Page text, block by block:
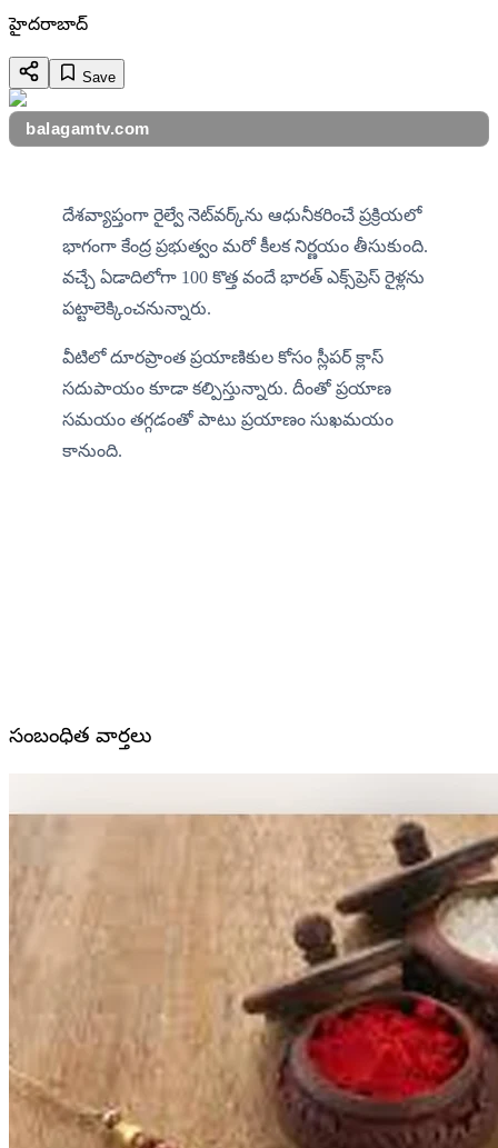
హైదరాబాద్
Save
balagamtv.com
దేశవ్యాప్తంగా రైల్వే నెట్‌వర్క్‌ను ఆధునీకరించే ప్రక్రియలో
భాగంగా కేంద్ర ప్రభుత్వం మరో కీలక నిర్ణయం తీసుకుంది.
వచ్చే ఏడాదిలోగా 100 కొత్త వందే భారత్ ఎక్స్‌ప్రెస్ రైళ్లను
పట్టాలెక్కించనున్నారు.
వీటిలో దూరప్రాంత ప్రయాణికుల కోసం స్లీపర్ క్లాస్
సదుపాయం కూడా కల్పిస్తున్నారు. దీంతో ప్రయాణ
సమయం తగ్గడంతో పాటు ప్రయాణం సుఖమయం
కానుంది.
సంబంధిత వార్తలు